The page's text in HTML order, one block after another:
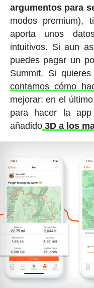
argumentos para
modos premium),
aporta unos
intuitivos. Si aun
puedes pagar un
Summit. Si
contamos cómo
mejorar: en el
para hacer la
añadido3D a los